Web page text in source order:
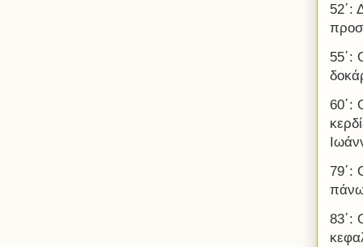
52΄:
55΄:
60΄:
79΄:
83΄: